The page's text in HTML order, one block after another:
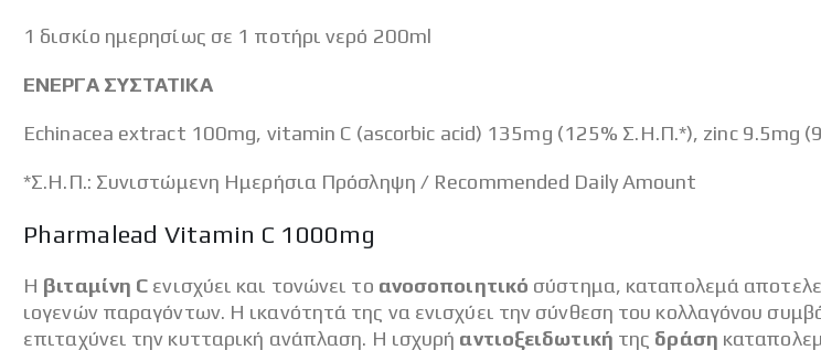
​1 δισκίο ημερησίως σε 1 ποτήρι νερό 200ml
ΕΝΕΡΓΑ ΣΥΣΤΑΤΙΚΑ
Echinacea extract 100mg, vitamin C (ascorbic acid) 135mg (125% Σ.Η.Π.*), zinc 9.5mg
*Σ.Η.Π.: Συνιστώμενη Ημερήσια Πρόσληψη / Recommended Daily Amount
Pharmalead Vitamin C 1000mg
Η βιταμίνη C ενισχύει και τονώνει το ανοσοποιητικό σύστημα, καταπολεμά
ιογενών παραγόντων. Η ικανότητά της να ενισχύει την σύνθεση του κολλαγόνου
επιταχύνει την κυτταρική ανάπλαση. Η ισχυρή αντιοξειδωτική της δράση